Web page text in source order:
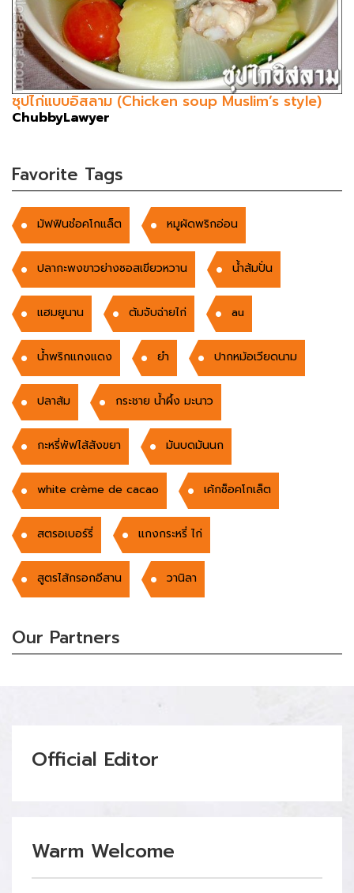
ซุปไก่แบบอิสลาม (Chicken soup Muslim’s style)
ChubbyLawyer
Favorite Tags
มัฟฟินชํอคโกแล็ต หมูผัดพริกอ่อน
ปลากะพงขาวย่างซอสเขียวหวาน น้ำส้มปั่น
แฮมยูนาน ต้มจับฉ่ายไก่ au
น้ำพริกแกงแดง ยำ ปากหม้อเวียดนาม
ปลาส้ม กระชาย น้ำผึ้ง มะนาว
กะหรี่พัฟไส้สังขยา มันบดมันนก
white crème de cacao เค้กช็อคโกเล็ต
สตรอเบอร์รี่ แกงกระหรี่ ไก่
สูตรไส้กรอกอีสาน วานิลา
Our Partners
Official Editor
Warm Welcome